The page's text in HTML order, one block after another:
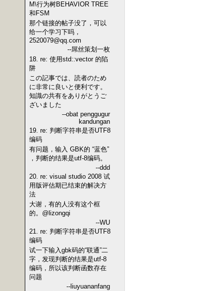
M\行为树BEHAVIOR TREE
和FSM
那个链接的帖子没了，可以
给一个学习下吗，
2520079@qq.com
--屌丝策划一枚
18. re: 使用std::vector 的陷
阱
この記事では、読者のため
に非常に良いと便利です。
知識の共有をありがとうご
ざいました
--obat penggugur
kandungan
19. re: 判断字符串是否UTF8
编码
有问题，输入 GBK的 “蓝色”
，判断的结果是utf-8编码。
--ddd
20. re: visual studio 2008 试
用版评估期已结束的解决方
法
大谢，有的人没有这个框
的。@lizongqi
--WU
21. re: 判断字符串是否UTF8
编码
试一下输入gbk码的“联通”二
字，发现判断的结果是utf-8
编码，所以该判断函数存在
问题
--liuyuananfang